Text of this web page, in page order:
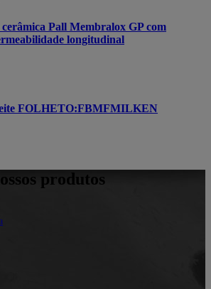
Pall Membralox GP com
longitudinal
FOLHETO:FBMFMILKEN
produtos